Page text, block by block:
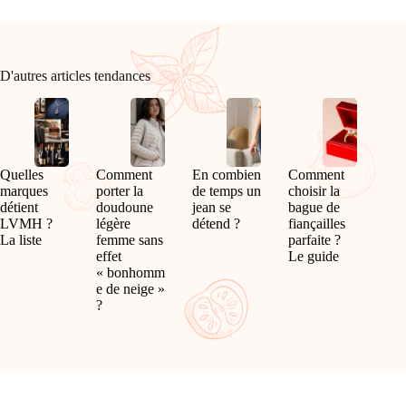
D'autres articles tendances
Quelles
marques
détient
LVMH ?
La liste
Comment
porter la
doudoune
légère
femme sans
effet
« bonhomm
e de neige »
?
En combien
de temps un
jean se
détend ?
Comment
choisir la
bague de
fiançailles
parfaite ?
Le guide